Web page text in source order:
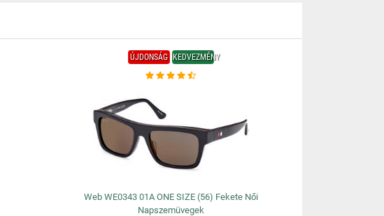
ÚJDONSÁG KEDVEZMÉNY
Web WE0343 01A ONE SIZE (56) Fekete Női
Napszemüvegek